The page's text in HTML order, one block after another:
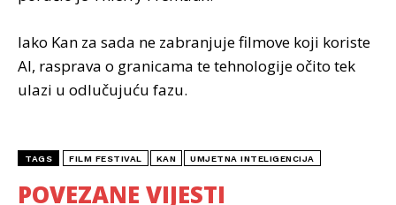
Iako Kan za sada ne zabranjuje filmove koji koriste
AI, rasprava o granicama te tehnologije očito tek
ulazi u odlučujuću fazu.
TAGS FILM FESTIVAL KAN UMJETNA INTELIGENCIJA
POVEZANE VIJESTI